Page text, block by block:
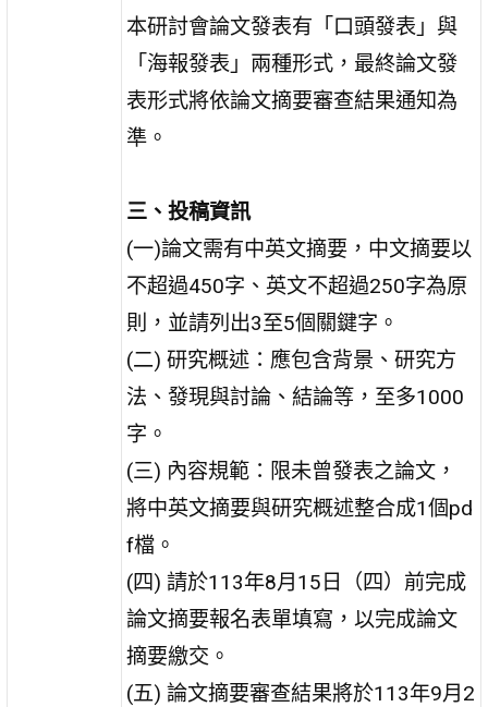
本研討會論文發表有「口頭發表」與
「海報發表」兩種形式，最終論文發
表形式將依論文摘要審查結果通知為
準。
三、投稿資訊
(一)論文需有中英文摘要，中文摘要以
不超過450字、英文不超過250字為原
則，並請列出3至5個關鍵字。
(二) 研究概述：應包含背景、研究方
法、發現與討論、結論等，至多1000
字。
(三) 內容規範：限未曾發表之論文，
將中英文摘要與研究概述整合成1個pd
f檔。
(四) 請於113年8月15日（四）前完成
論文摘要報名表單填寫，以完成論文
摘要繳交。
(五) 論文摘要審查結果將於113年9月2